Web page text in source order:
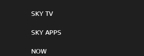
SKY TV
SKY APPS
NOW